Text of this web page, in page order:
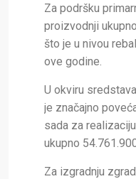
Za podršku
proizvodnji
što je u nivou
ove godine.
U okviru
je značajno
sada za
ukupno
Za izgradnju